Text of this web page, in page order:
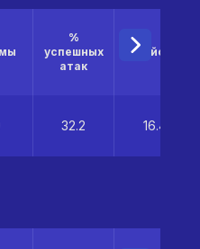
%
успешных
атак
% эйсов
32.2 16.4